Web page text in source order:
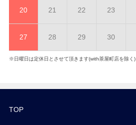
20 21 22 23
27 28 29 30
※日曜日は定休日とさせて頂きます(with茶屋町店を除く)
TOP